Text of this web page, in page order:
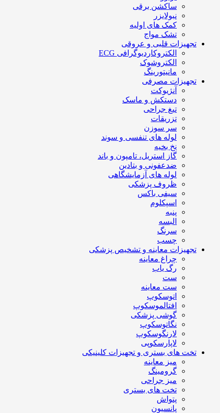
ساکشن برقی
نبولایزر
کمک های اولیه
تشک مواج
تجهیزات قلبی و عروقی
الکتروکاردیوگرافی ECG
الکتروشوک
مانیتورینگ
تجهیزات مصرفی
آنژیوکت
دستکش و ماسک
تیغ جراحی
تزریقات
سر سوزن
لوله های تنفسی و سوند
نخ بخیه
گاز استریل، تامپون و باند
ضدعفونی و بتادین
لوله های آزمایشگاهی
ظروف پزشکی
سیفی باکس
اسپکلوم
پنبه
البسه
سرنگ
چسب
تجهیزات معاینه و تشخیص پزشکی
چراغ معاینه
رگ یاب
ست
ست معاینه
اتوسکوپ
افتالموسکوپ
گوشی پزشکی
نگاتوسکوپ
لارنگوسکوپ
لاپارسکوپی
تخت های بستری و تجهیزات کلینیکی
میز معاینه
گرومینگ
میز جراحی
تخت های بستری
پتواش
پانسیون